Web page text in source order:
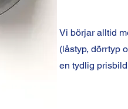
Vi börjar alltid
(låstyp, dörrtyp
en tydlig